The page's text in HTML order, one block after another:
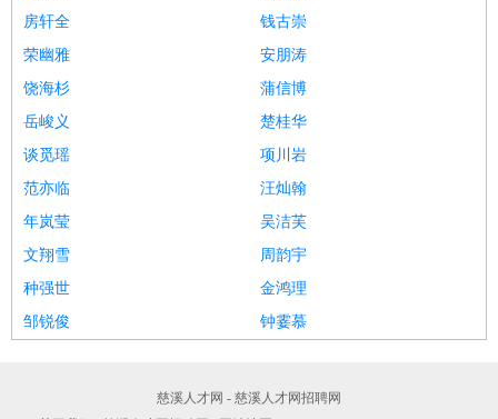
房轩全
钱古崇
荣幽雅
安朋涛
饶海杉
蒲信博
岳峻义
楚桂华
谈觅瑶
项川岩
范亦临
汪灿翰
年岚莹
吴洁芙
文翔雪
周韵宇
种强世
金鸿理
邹锐俊
钟霎慕
慈溪人才网 - 慈溪人才网招聘网